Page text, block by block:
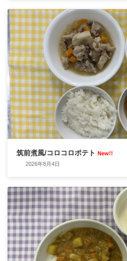
筑前煮風/コロコロポテト New!!
2026年8月4日